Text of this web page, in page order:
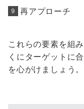
再アプローチ
これらの要素を組
くにターゲットに
を心がけましょう。